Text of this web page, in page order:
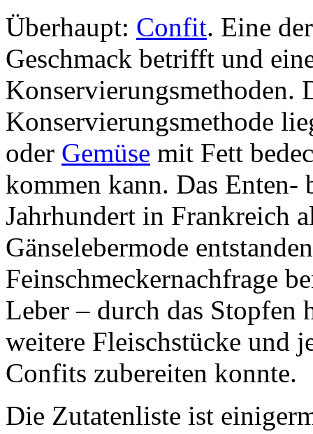
Überhaupt: Confit. Eine
Geschmack betrifft und
Konservierungsmethoden.
Konservierungsmethode
oder Gemüse mit Fett
kommen kann. Das
Jahrhundert in Frankreich
Gänselebermode
Feinschmeckernachfrage
Leber – durch das Stopfen
weitere Fleischstücke und
Confits zubereiten konnte.
Die Zutatenliste ist